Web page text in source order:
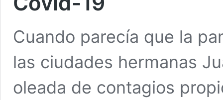
Cuando parecía que la
las ciudades hermanas
oleada de contagios